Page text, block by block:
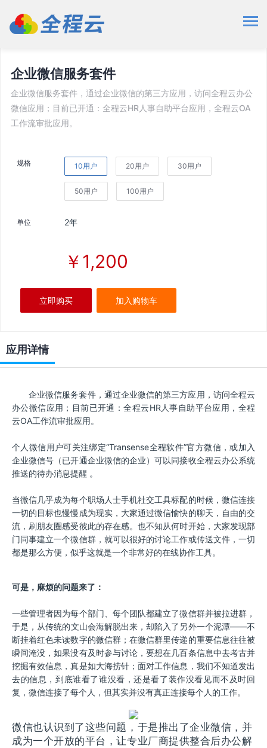
应用市场 办公应用 企业微信服务套件
企业微信服务套件
企业微信服务套件，通过企业微信的第三方应用，访问全程云办公
微信应用；目前已开通：全程云HR人事自助平台应用，全程云OA
工作流审批应用。
规格 10用户 20用户 30用户
50用户 100用户
单位 2年
￥1,200
立即购买 加入购物车
应用详情
企业微信服务套件，通过企业微信的第三方应用，访问全程云
办公微信应用；目前已开通：全程云HR人事自助平台应用，全程
云OA工作流审批应用。
个人微信用户可关注绑定“Transense全程软件”官方微信，或加入
企业微信号（已开通企业微信的企业）可以同接收全程云办公系统
推送的待办消息提醒 。
当微信几乎成为每个职场人士手机社交工具标配的时候，微信连接
一切的目标也慢慢成为现实，大家通过微信愉快的聊天，自由的交
流，刷朋友圈感受彼此的存在感。也不知从何时开始，大家发现部
门同事建立一个微信群，就可以很好的讨论工作或传送文件，一切
都是那么方便，似乎这就是一个非常好的在线协作工具。
可是，麻烦的问题来了：
一些管理者因为每个部门、每个团队都建立了微信群并被拉进群，
于是，从传统的文山会海解脱出来，却陷入了另外一个泥潭——不
断挂着红色未读数字的微信群；在微信群里传递的重要信息往往被
瞬间淹没，如果没有及时参与讨论，要想在几百条信息中去考古并
挖掘有效信息，真是如大海捞针；面对工作信息，我们不知道发出
去的信息，到底谁看了谁没看，还是看了装作没看见而不及时回
复，微信连接了每个人，但其实并没有真正连接每个人的工作。
微信也认识到了这些问题，于是推出了企业微信，并
成为一个开放的平台，让专业厂商提供整合后办公解